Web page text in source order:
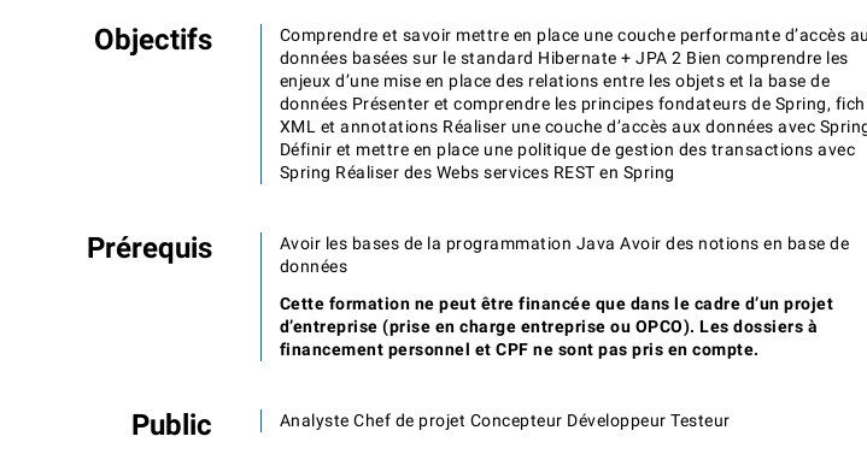
Objectifs
Comprendre et savoir mettre en place une couche performante d’accès
données basées sur le standard Hibernate + JPA 2 Bien comprendre les
enjeux d’une mise en place des relations entre les objets et la base de
données Présenter et comprendre les principes fondateurs de Spring,
XML et annotations Réaliser une couche d’accès aux données avec
Définir et mettre en place une politique de gestion des transactions avec
Spring Réaliser des Webs services REST en Spring
Prérequis
Avoir les bases de la programmation Java Avoir des notions en base de
données
Cette formation ne peut être financée que dans le cadre d’un projet
d’entreprise (prise en charge entreprise ou OPCO). Les dossiers à
financement personnel et CPF ne sont pas pris en compte.
Public Analyste Chef de projet Concepteur Développeur Testeur